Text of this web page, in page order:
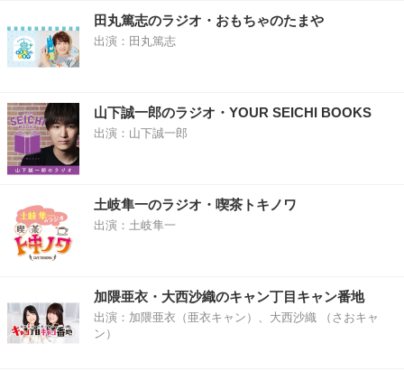
田丸篤志のラジオ・おもちゃのたまや
出演：田丸篤志
山下誠一郎のラジオ・YOUR SEICHI BOOKS
出演：山下誠一郎
土岐隼一のラジオ・喫茶トキノワ
出演：土岐隼一
加隈亜衣・大西沙織のキャン丁目キャン番地
出演：加隈亜衣（亜衣キャン）、大西沙織 （さおキャ
ン）